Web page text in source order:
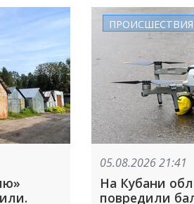
5 августа
ПРОИСШЕСТВИЯ
05.08.2026 21:41
На Кубани
повредили